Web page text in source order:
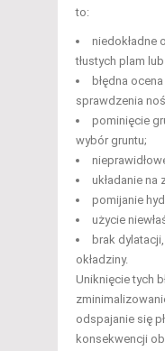
to:
niedokładne
tłustych plam
błędna
sprawdzenia
pominięcie
wybór gruntu;
układanie na
pomijanie
użycie
brak
okładziny.
Uniknięcie tych
odspajanie się
konsekwencji